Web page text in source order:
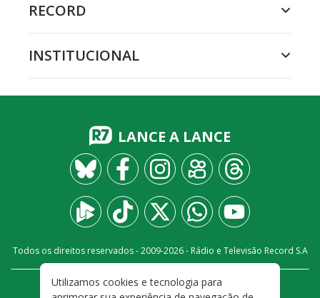
RECORD
INSTITUCIONAL
LANCE A LANCE
Todos os direitos reservados - 2009-2026- Rádio e Televisão Record S.A
FALE CONOSCO PRIVACIDADE
Utilizamos cookies e tecnologia para